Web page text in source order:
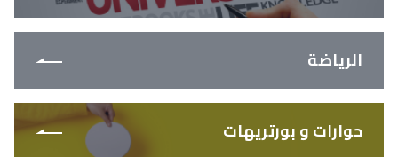
الرياضة
حوارات و بورتريهات